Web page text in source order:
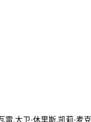
,大卫·休里斯,凯莉·麦